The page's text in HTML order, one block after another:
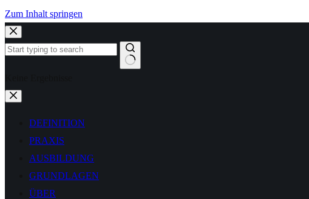
Zum Inhalt springen
DEFINITION
PRAXIS
AUSBILDUNG
GRUNDLAGEN
ÜBER